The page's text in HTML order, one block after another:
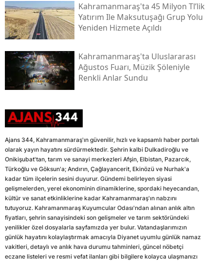
Kahramanmaraş'ta 45 Milyon Tl’lik
Yatırım Ile Maksutuşağı Grup Yolu
Yeniden Hizmete Açıldı
Kahramanmaraş'ta Uluslararası
Ağustos Fuarı, Müzik Şöleniyle
Renkli Anlar Sundu
Ajans 344, Kahramanmaraş'ın güvenilir, hızlı ve kapsamlı haber portalı
olarak yayın hayatını sürdürmektedir. Şehrin kalbi Dulkadiroğlu ve
Onikişubat'tan, tarım ve sanayi merkezleri Afşin, Elbistan, Pazarcık,
Türkoğlu ve Göksun'a; Andırın, Çağlayancerit, Ekinözü ve Nurhak'a
kadar tüm ilçelerin sesini duyurur. Gündemi belirleyen siyasi
gelişmelerden, yerel ekonominin dinamiklerine, spordaki heyecandan,
kültür ve sanat etkinliklerine kadar Kahramanmaraş'ın nabzını
tutuyoruz. Kahramanmaraş Kuyumcular Odası'ndan alınan anlık altın
fiyatları, şehrin sanayisindeki son gelişmeler ve tarım sektöründeki
yenilikler özel dosyalarla sayfamızda yer bulur. Vatandaşlarımızın
günlük hayatını kolaylaştırmak amacıyla Diyanet uyumlu günlük namaz
vakitleri, detaylı ve anlık hava durumu tahminleri, güncel nöbetçi
eczane listeleri ve resmi vefat ilanları gibi bilgilere kolayca ulaşmanızı